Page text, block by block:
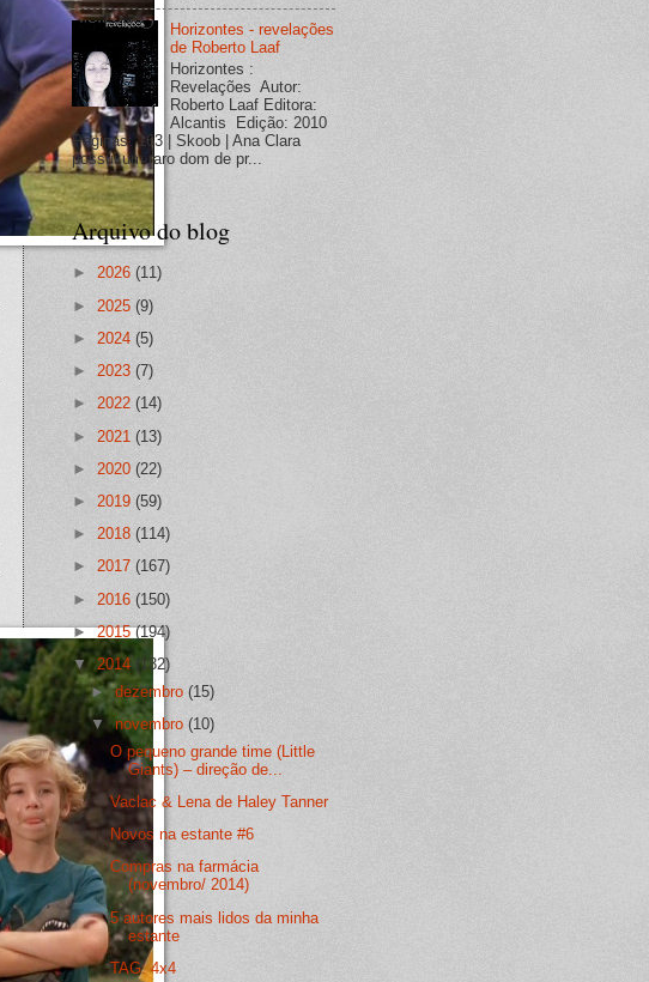
Horizontes - revelações
de Roberto Laaf
Horizontes :
Revelações Autor:
Roberto Laaf Editora:
Alcantis Edição: 2010
Páginas: 163 | Skoob | Ana Clara
possui um raro dom de pr...
Arquivo do blog
► 2026 (11)
► 2025 (9)
► 2024 (5)
► 2023 (7)
► 2022 (14)
► 2021 (13)
► 2020 (22)
► 2019 (59)
► 2018 (114)
► 2017 (167)
► 2016 (150)
►2015(194)
▼2014 (132)
►dezembro(15)
▼novembro(10)
O pequeno grande time (Little
Giants) – direção de...
Vaclac & Lena de Haley Tanner
Novos na estante #6
Compras na farmácia
(novembro/ 2014)
5 autores mais lidos da minha
estante
TAG: 4x4